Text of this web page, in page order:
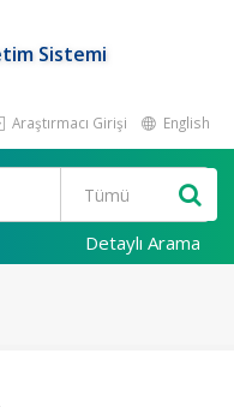
Sistemi
Araştırmacı Girişi English
Detaylı Arama